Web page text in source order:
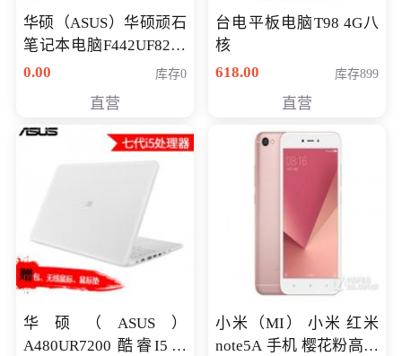
华硕（ASUS）华硕顽石
笔记本电脑F442UF8250
八代独显轻薄办公商务
0.00 库存0
直营
台电平板电脑T98 4G八
核
618.00
库存899
直营
华硕（ASUS）
A480UR7200 酷睿I5超
小米（MI） 小米 红米
note5A 手机 樱花粉高配